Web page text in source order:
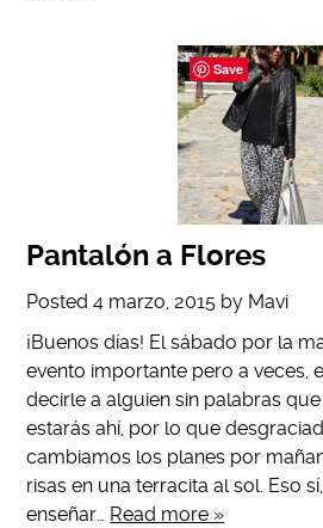
Pantalón a Flores
Posted4 marzo, 2015 by Mavi
¡Buenos días! El sábado por la
evento importante pero a veces,
decirle a alguien sin palabras
estarás ahí, por lo que
cambiamos los planes por
risas en una terracita al sol. Eso
enseñar… Read more »
Save